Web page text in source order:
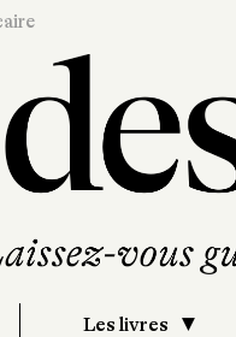
Les livres